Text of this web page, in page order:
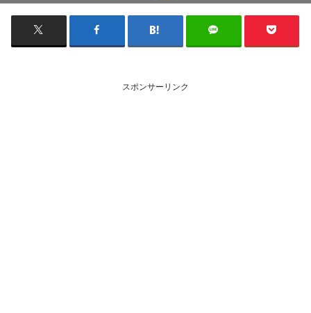
スポンサーリンク